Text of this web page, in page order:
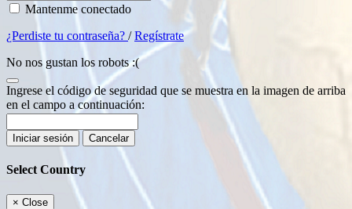
Mantenme conectado
¿Perdiste tu contraseña? /Regístrate
No nos gustan los robots :(
Ingrese el código de seguridad que se muestra en la imagen de arriba
en el campo a continuación:
Iniciar sesión Cancelar
Select Country
× Close